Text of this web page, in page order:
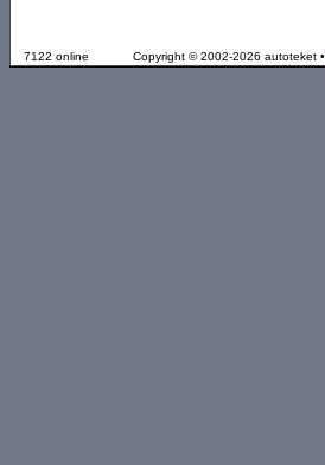
7122 online Copyright © 2002-2026 autoteket •